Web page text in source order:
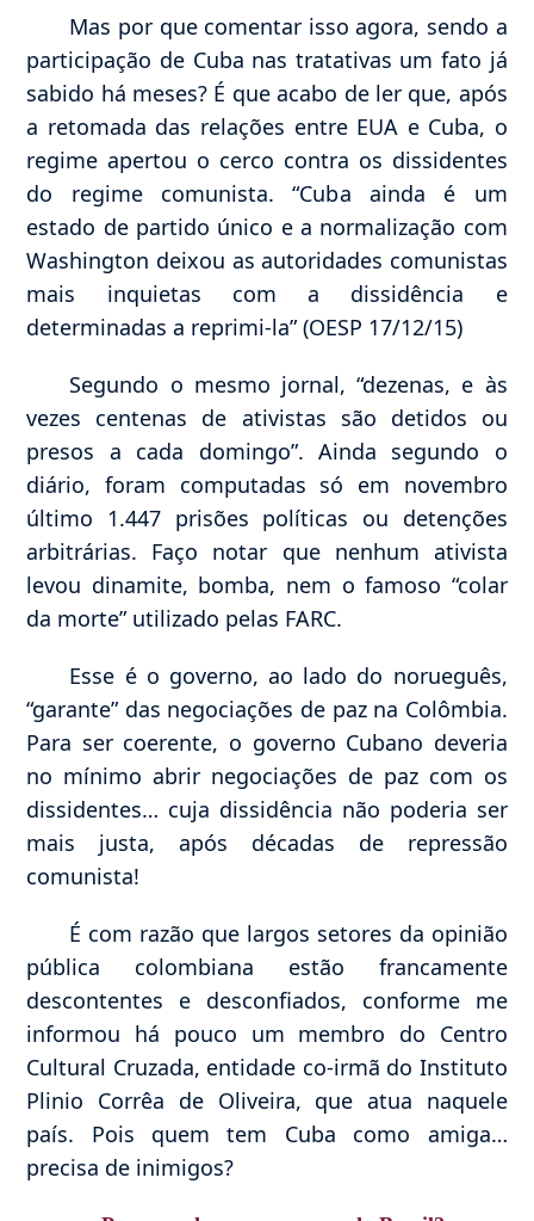
Mas por que comentar isso agora, sendo a
participação de Cuba nas tratativas um fato já
sabido há meses? É que acabo de ler que, após
a retomada das relações entre EUA e Cuba, o
regime apertou o cerco contra os dissidentes
do regime comunista. “Cuba ainda é um
estado de partido único e a normalização com
Washington deixou as autoridades comunistas
mais inquietas com a dissidência e
determinadas a reprimi-la” (OESP 17/12/15)
Segundo o mesmo jornal, “dezenas, e às
vezes centenas de ativistas são detidos ou
presos a cada domingo”. Ainda segundo o
diário, foram computadas só em novembro
último 1.447 prisões políticas ou detenções
arbitrárias. Faço notar que nenhum ativista
levou dinamite, bomba, nem o famoso “colar
da morte” utilizado pelas FARC.
Esse é o governo, ao lado do norueguês,
“garante” das negociações de paz na Colômbia.
Para ser coerente, o governo Cubano deveria
no mínimo abrir negociações de paz com os
dissidentes… cuja dissidência não poderia ser
mais justa, após décadas de repressão
comunista!
É com razão que largos setores da opinião
pública colombiana estão francamente
descontentes e desconfiados, conforme me
informou há pouco um membro do Centro
Cultural Cruzada, entidade co-irmã do Instituto
Plinio Corrêa de Oliveira, que atua naquele
país. Pois quem tem Cuba como amiga…
precisa de inimigos?